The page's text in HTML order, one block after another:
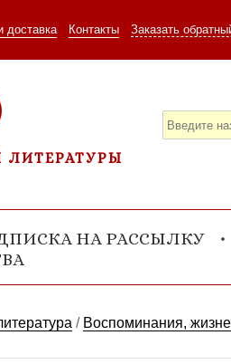
доставка Контакты Заказать
ЛИТЕРАТУРЫ
НА РАССЫЛКУ
/ Воспоминания,